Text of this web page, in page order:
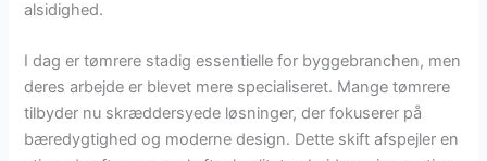
alsidighed.
I dag er tømrere stadig essentielle for byggebranchen, men
deres arbejde er blevet mere specialiseret. Mange tømrere
tilbyder nu skræddersyede løsninger, der fokuserer på
bæredygtighed og moderne design. Dette skift afspejler en